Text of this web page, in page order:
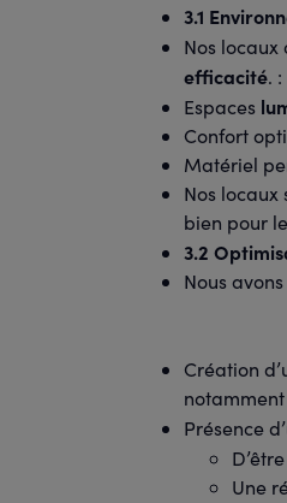
3.1
Nos
efficacité. :
Espaces
Confort
Matériel
Nos
bien pour
3.2
Nous
Création
Présence
D’être
Une